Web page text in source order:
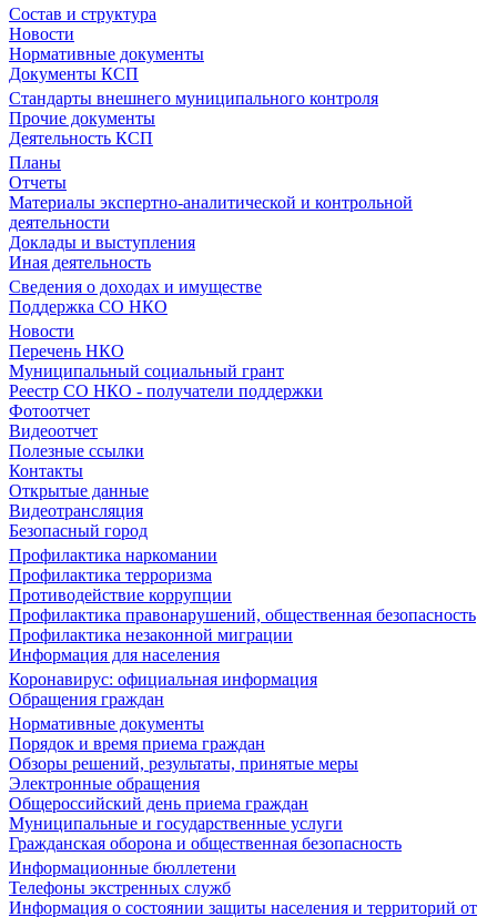
Состав и структура
Новости
Нормативные документы
Документы КСП
Стандарты внешнего муниципального контроля
Прочие документы
Деятельность КСП
Планы
Отчеты
Материалы экспертно-аналитической и контрольной
деятельности
Доклады и выступления
Иная деятельность
Сведения о доходах и имуществе
Поддержка СО НКО
Новости
Перечень НКО
Муниципальный социальный грант
Реестр СО НКО - получатели поддержки
Фотоотчет
Видеоотчет
Полезные ссылки
Контакты
Открытые данные
Видеотрансляция
Безопасный город
Профилактика наркомании
Профилактика терроризма
Противодействие коррупции
Профилактика правонарушений, общественная безопасность
Профилактика незаконной миграции
Информация для населения
Коронавирус: официальная информация
Обращения граждан
Нормативные документы
Порядок и время приема граждан
Обзоры решений, результаты, принятые меры
Электронные обращения
Общероссийский день приема граждан
Муниципальные и государственные услуги
Гражданская оборона и общественная безопасность
Информационные бюллетени
Телефоны экстренных служб
Информация о состоянии защиты населения и территорий от